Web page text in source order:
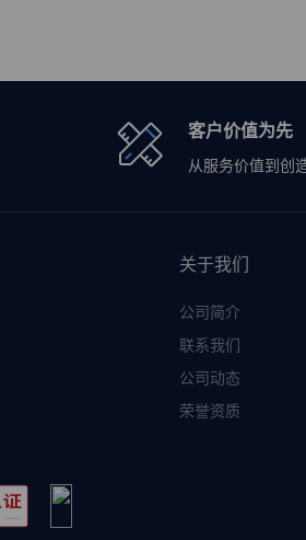
客户价值为先
从服务价值到创
关于我们
公司简介
联系我们
公司动态
荣誉资质